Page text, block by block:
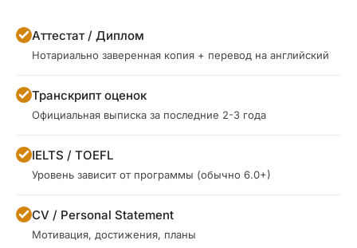
Аттестат / Диплом
Нотариально заверенная копия + перевод на английский
Транскрипт оценок
Официальная выписка за последние 2-3 года
IELTS / TOEFL
Уровень зависит от программы (обычно 6.0+)
CV / Personal Statement
Мотивация, достижения, планы